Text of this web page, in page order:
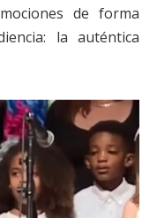
de forma
la auténtica